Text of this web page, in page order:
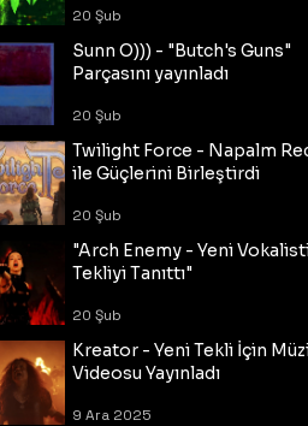
20 Şub
Sunn O))) - "Butch's Guns"
Parçasını yayınladı
20 Şub
Twilight Force - Napalm
ile Güçlerini Birleştirdi
20 Şub
"Arch Enemy - Yeni
Tekliyi Tanıttı"
20 Şub
Kreator - Yeni Tekli İçin
Videosu Yayınladı
9 Ara 2025